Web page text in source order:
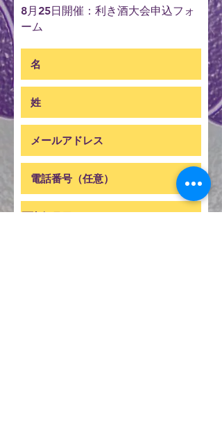
​8月25日開催：利き酒大会申込フォ
ーム